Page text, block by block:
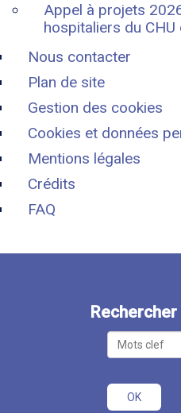
Appel à projets
hospitaliers du CHU
Nous contacter
Plan de site
Gestion des cookies
Cookies et données
Mentions légales
Crédits
FAQ